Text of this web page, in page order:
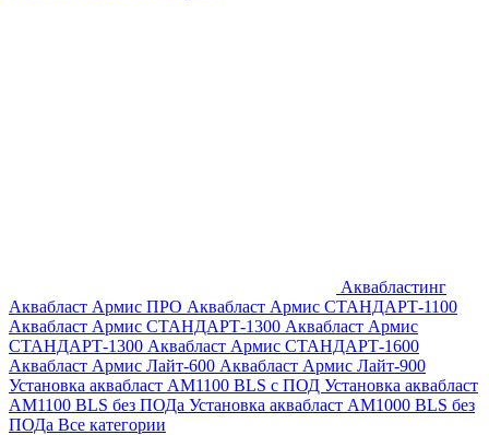
Аквабластинг
Аквабласт Армис ПРО Аквабласт Армис СТАНДАРТ-1100
Аквабласт Армис СТАНДАРТ-1300 Аквабласт Армис
СТАНДАРТ-1300 Аквабласт Армис СТАНДАРТ-1600
Аквабласт Армис Лайт-600 Аквабласт Армис Лайт-900
Установка аквабласт AM1100 BLS с ПОД Установка аквабласт
AM1100 BLS без ПОДа Установка аквабласт AM1000 BLS без
ПОДа Все категории